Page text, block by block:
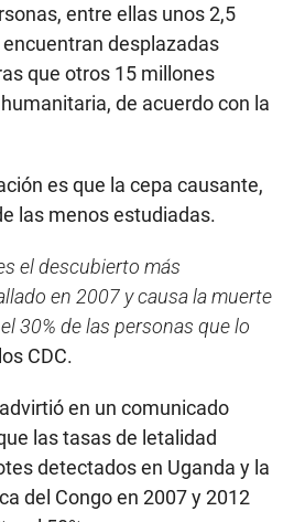
entre ellas unos 2,5
desplazadas
que otros 15 millones
de acuerdo con la
es que la cepa causante,
las menos estudiadas.
el descubierto más
en 2007 y causa la muerte
30% de las personas que lo
CDC.
en un comunicado
las tasas de letalidad
detectados en Uganda y la
del Congo en 2007 y 2012